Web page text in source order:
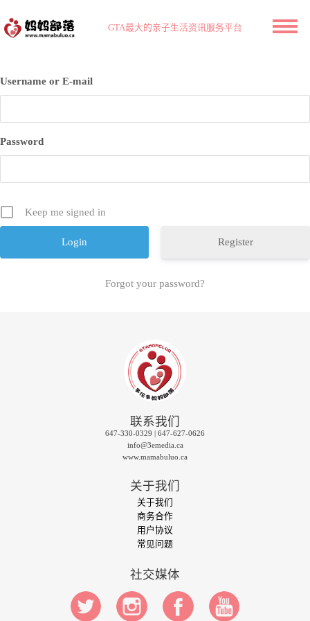
GTA最大的亲子生活资讯服务平台
Username or E-mail
Password
Keep me signed in
Register
Forgot your password?
联系我们
647-330-0329 | 647-627-0626
info@3emedia.ca
www.mamabuluo.ca
关于我们
关于我们
商务合作
用户协议
常见问题
社交媒体